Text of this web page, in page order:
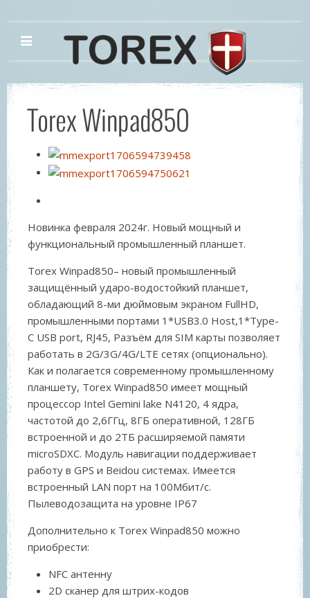
Torex Winpad850
Новинка февраля 2024г. Новый мощный и
функциональный промышленный планшет.
Torex Winpad850– новый промышленный
защищённый ударо-водостойкий планшет,
обладающий 8-ми дюймовым экраном FullHD,
промышленными портами 1*USB3.0 Host,1*Type-
C USB port, RJ45, Разъём для SIM карты позволяет
работать в 2G/3G/4G/LTE сетях (опционально).
Как и полагается современному промышленному
планшету, Torex Winpad850 имеет мощный
процессор Intel Gemini lake N4120, 4 ядра,
частотой до 2,6ГГц, 8ГБ оперативной, 128ГБ
встроенной и до 2ТБ расширяемой памяти
microSDXC. Модуль навигации поддерживает
работу в GPS и Beidou системах. Имеется
встроенный LAN порт на 100Мбит/с.
Пылеводозащита на уровне IP67
Дополнительно к Torex Winpad850 можно
приобрести:
NFC антенну
2D сканер для штрих-кодов